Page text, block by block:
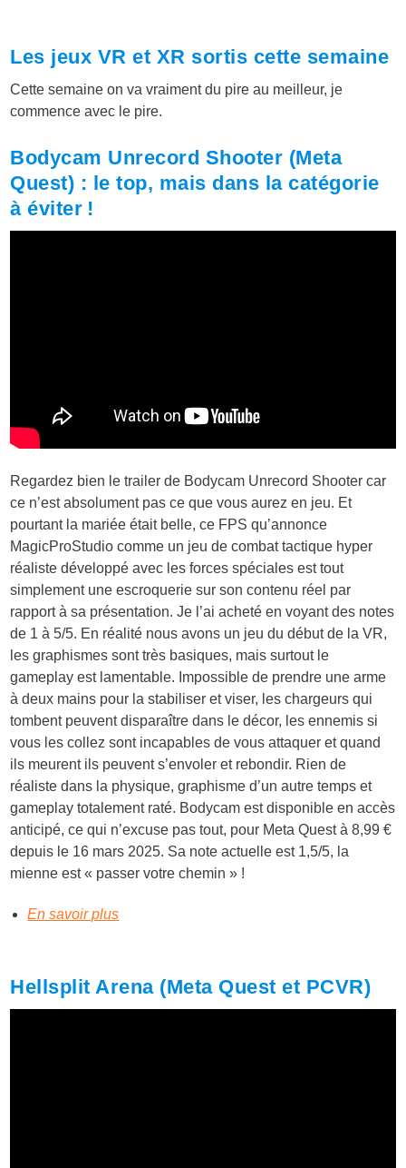
Les jeux VR et XR sortis cette semaine
Cette semaine on va vraiment du pire au meilleur, je
commence avec le pire.
Bodycam Unrecord Shooter (Meta
Quest) : le top, mais dans la catégorie
à éviter !
Regardez bien le trailer de Bodycam Unrecord Shooter car
ce n’est absolument pas ce que vous aurez en jeu. Et
pourtant la mariée était belle, ce FPS qu’annonce
MagicProStudio comme un jeu de combat tactique hyper
réaliste développé avec les forces spéciales est tout
simplement une escroquerie sur son contenu réel par
rapport à sa présentation. Je l’ai acheté en voyant des notes
de 1 à 5/5. En réalité nous avons un jeu du début de la VR,
les graphismes sont très basiques, mais surtout le
gameplay est lamentable. Impossible de prendre une arme
à deux mains pour la stabiliser et viser, les chargeurs qui
tombent peuvent disparaître dans le décor, les ennemis si
vous les collez sont incapables de vous attaquer et quand
ils meurent ils peuvent s’envoler et rebondir. Rien de
réaliste dans la physique, graphisme d’un autre temps et
gameplay totalement raté. Bodycam est disponible en accès
anticipé, ce qui n’excuse pas tout, pour Meta Quest à 8,99 €
depuis le 16 mars 2025. Sa note actuelle est 1,5/5, la
mienne est « passer votre chemin » !
En savoir plus
Hellsplit Arena (Meta Quest et PCVR)